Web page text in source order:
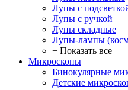
Лупы с
Лупы с ручкой
Лупы складные
Лупы-лампы
+ Показать все
Микроскопы
Бинокулярные
Детские